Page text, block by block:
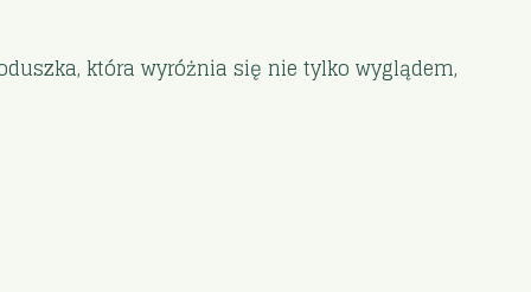
która wyróżnia się nie tylko wyglądem,